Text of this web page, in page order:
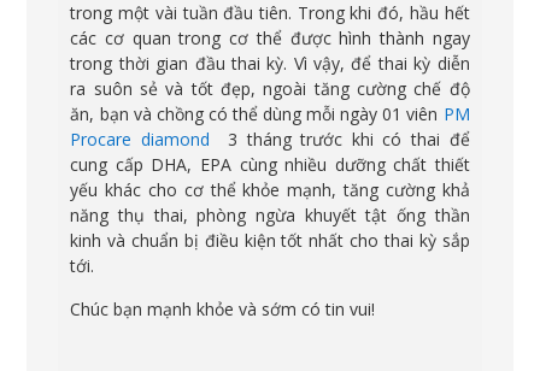
trong một vài tuần đầu tiên. Trong khi đó, hầu hết
các cơ quan trong cơ thể được hình thành ngay
trong thời gian đầu thai kỳ. Vì vậy, để thai kỳ diễn
ra suôn sẻ và tốt đẹp, ngoài tăng cường chế độ
ăn, bạn và chồng có thể dùng mỗi ngày 01 viên PM
Procare diamond 3 tháng trước khi có thai để
cung cấp DHA, EPA cùng nhiều dưỡng chất thiết
yếu khác cho cơ thể khỏe mạnh, tăng cường khả
năng thụ thai, phòng ngừa khuyết tật ống thần
kinh và chuẩn bị điều kiện tốt nhất cho thai kỳ sắp
tới.
Chúc bạn mạnh khỏe và sớm có tin vui!